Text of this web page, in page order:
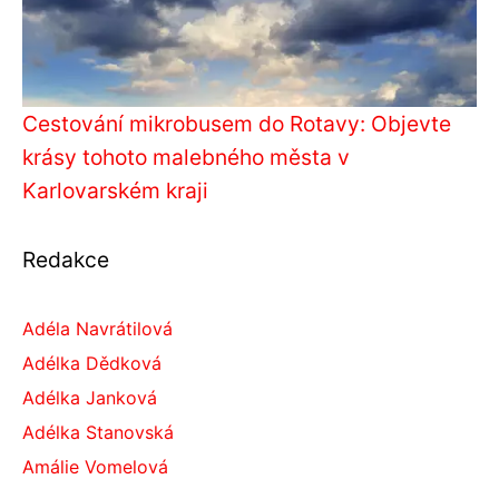
Cestování mikrobusem do Rotavy: Objevte
krásy tohoto malebného města v
Karlovarském kraji
Redakce
Adéla Navrátilová
Adélka Dědková
Adélka Janková
Adélka Stanovská
Amálie Vomelová